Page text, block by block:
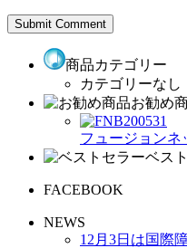
商品カテゴリー
カテゴリーなし
お勧め
フュージョンネ
ベス
FACEBOOK
NEWS
12月3日は国際